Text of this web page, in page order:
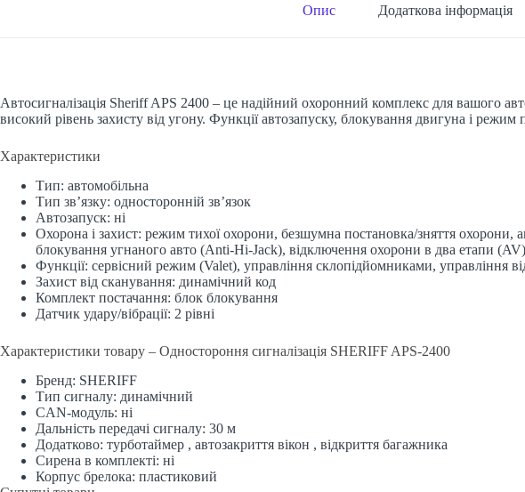
Опис Додаткова інформація
Автосигналізація Sheriff APS 2400 – це надійний охоронний комплекс для вашого
високий рівень захисту від угону. Функції автозапуску, блокування двигуна і
Характеристики
Тип: автомобільна
Тип зв’язку: односторонній зв’язок
Автозапуск: ні
Охорона і захист: режим тихої охорони, безшумна постановка/зняття
блокування угнаного авто (Anti-Hi-Jack), відключення охорони в два етапи (AV)
Функції: сервісний режим (Valet), управління склопідйомниками, управління
Захист від сканування: динамічний код
Комплект постачання: блок блокування
Датчик удару/вібрації: 2 рівні
Характеристики товару – Одностороння сигналізація SHERIFF APS-2400
Бренд: SHERIFF
Тип сигналу: динамічний
CAN-модуль: ні
Дальність передачі сигналу: 30 м
Додатково: турботаймер , автозакриття вікон , відкриття багажника
Сирена в комплекті: ні
Корпус брелока: пластиковий